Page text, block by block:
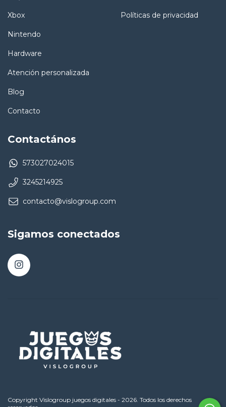
Xbox
Nintendo
Hardware
Atención personalizada
Blog
Contacto
Políticas de privacidad
Contactános
573027024015
3245214925
contacto@vislogroup.com
Sigamos conectados
Copyright Vislogroup juegos digitales - 2026. Todos los derechos